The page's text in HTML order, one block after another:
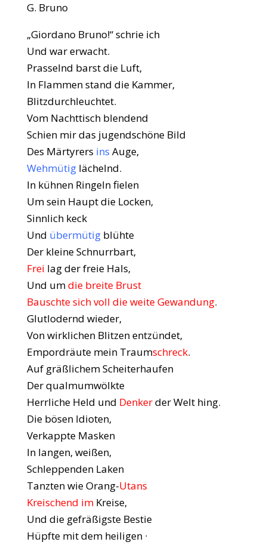
G. Bruno
„Giordano Bruno!“ schrie ich
Und war erwacht.
Prasselnd barst die Luft,
In Flammen stand die Kammer,
Blitzdurchleuchtet.
Vom Nachttisch blendend
Schien mir das jugendschöne Bild
Des Märtyrers ins Auge,
Wehmütiglächelnd.
In kühnen Ringeln fielen
Um sein Haupt die Locken,
Sinnlich keck
Und übermütigblühte
Der kleine Schnurrbart,
Frei lag der freie Hals,
Und umdie breite Brust
Bauschte sich voll die weite Gewandung.
Glutlodernd wieder,
Von wirklichen Blitzen entzündet,
Empordräute mein Traumschreck.
Auf gräßlichem Scheiterhaufen
Der qualmumwölkte
Herrliche Held und Denkerder Welt hing.
Die bösen Idioten,
Verkappte Masken
In langen, weißen,
Schleppenden Laken
Tanzten wie Orang-Utans
Kreischend imKreise,
Und die gefräßigste Bestie
Hüpfte mit dem heiligen ·